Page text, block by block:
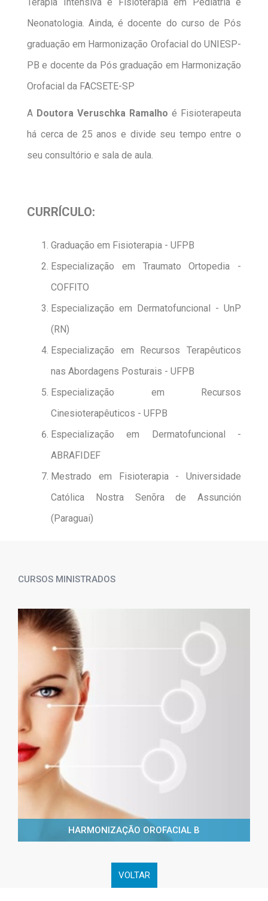
Neonatologia. Ainda, é docente do curso de Pós
graduação em Harmonização Orofacial do UNIESP-
PB e docente da Pós graduação em Harmonização
Orofacial da FACSETE-SP
A Doutora Veruschka Ramalho é Fisioterapeuta
há cerca de 25 anos e divide seu tempo entre o
seu consultório e sala de aula.
CURRÍCULO:
Graduação em Fisioterapia - UFPB
Especialização em Traumato Ortopedia -
COFFITO
Especialização em Dermatofuncional - UnP
(RN)
Especialização em Recursos Terapêuticos
nas Abordagens Posturais - UFPB
Especialização em Recursos
Cinesioterapêuticos - UFPB
Especialização em Dermatofuncional -
ABRAFIDEF
Mestrado em Fisioterapia - Universidade
Católica Nostra Senõra de Assunción
(Paraguai)
CURSOS MINISTRADOS
HARMONIZAÇÃO OROFACIAL B
VOLTAR